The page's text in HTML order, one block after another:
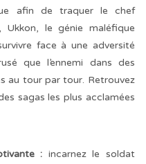
afin de traquer le chef
Ukkon, le génie maléfique
face à une adversité
que l’ennemi dans des
au tour par tour. Retrouvez
sagas les plus acclamées
: incarnez le soldat